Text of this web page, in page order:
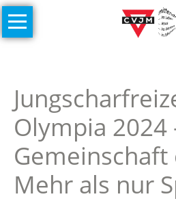
Navigation
überspringen
Home
Historie
Soccer
Anlage
&
Olympia 2024
Mehr als nur